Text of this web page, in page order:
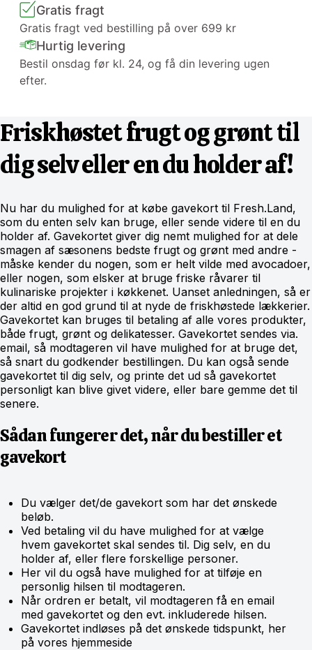
Gratis fragt
Gratis fragt ved bestilling på over 699 kr
Hurtig levering
Bestil onsdag før kl. 24, og få din levering ugen
efter.
Friskhøstet frugt og grønt til
dig selv eller en du holder af!
Nu har du mulighed for at købe gavekort til Fresh.Land,
som du enten selv kan bruge, eller sende videre til en du
holder af. Gavekortet giver dig nemt mulighed for at dele
smagen af sæsonens bedste frugt og grønt med andre -
måske kender du nogen, som er helt vilde med avocadoer,
eller nogen, som elsker at bruge friske råvarer til
kulinariske projekter i køkkenet. Uanset anledningen, så er
der altid en god grund til at nyde de friskhøstede lækkerier.
Gavekortet kan bruges til betaling af alle vores produkter,
både frugt, grønt og delikatesser. Gavekortet sendes via.
email, så modtageren vil have mulighed for at bruge det,
så snart du godkender bestillingen. Du kan også sende
gavekortet til dig selv, og printe det ud så gavekortet
personligt kan blive givet videre, eller bare gemme det til
senere.
Sådan fungerer det, når du bestiller et
gavekort
Du vælger det/de gavekort som har det ønskede
beløb.
Ved betaling vil du have mulighed for at vælge
hvem gavekortet skal sendes til. Dig selv, en du
holder af, eller flere forskellige personer.
Her vil du også have mulighed for at tilføje en
personlig hilsen til modtageren.
Når ordren er betalt, vil modtageren få en email
med gavekortet og den evt. inkluderede hilsen.
Gavekortet indløses på det ønskede tidspunkt, her
på vores hjemmeside